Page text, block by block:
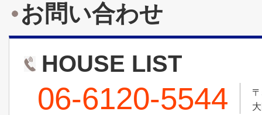
お問い合わせ
HOUSE LIST
06-6120-5544